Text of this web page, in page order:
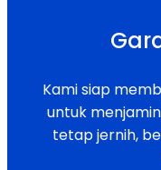
Kami siap
untuk
tetap jernih,